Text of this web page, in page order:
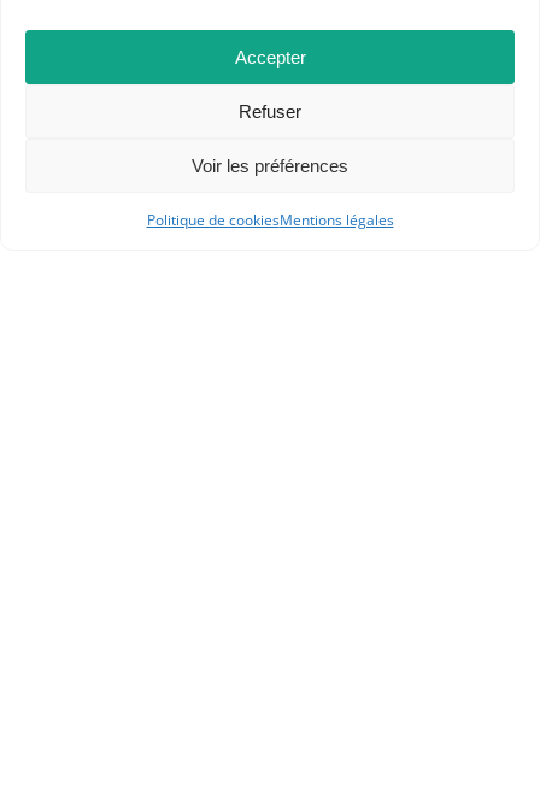
Accepter
Refuser
Voir les préférences
Politique de cookiesMentions légales